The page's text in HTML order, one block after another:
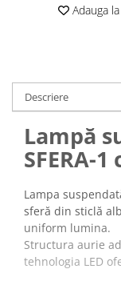
Adauga
Descriere
Lampă
SFERA-
Lampa
sferă din sticlă
uniform lumina.
Structura aurie
tehnologia LED